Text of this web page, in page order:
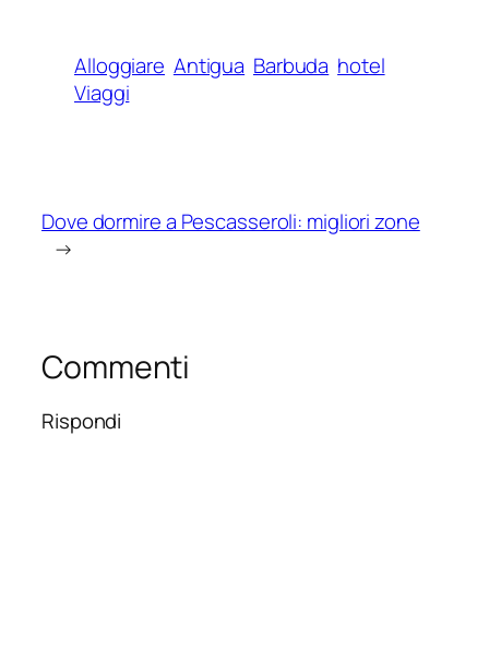
Alloggiare Antigua Barbuda hotel
Viaggi
Dove dormire a Pescasseroli: migliori zone
→
Commenti
Rispondi